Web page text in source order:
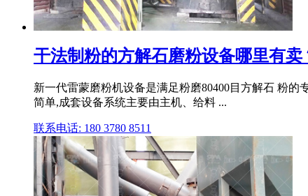
干法制粉的方解石磨粉设备哪里有卖
新一代雷蒙磨粉机设备是满足粉磨80400目方解石 粉
简单,成套设备系统主要由主机、给料 ...
联系电话: 180 3780 8511